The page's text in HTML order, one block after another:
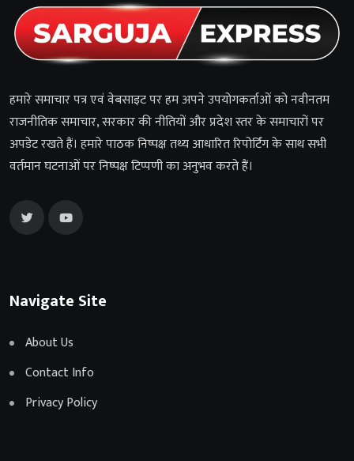
हमारे समाचार पत्र एवं वेबसाइट पर हम अपने उपयोगकर्ताओं को नवीनतम
राजनीतिक समाचार, सरकार की नीतियों और प्रदेश स्तर के समाचारों पर
अपडेट रखते हैं। हमारे पाठक निष्पक्ष तथ्य आधारित रिपोर्टिंग के साथ सभी
वर्तमान घटनाओं पर निष्पक्ष टिप्पणी का अनुभव करते हैं।
Navigate Site
About Us
Contact Info
Privacy Policy